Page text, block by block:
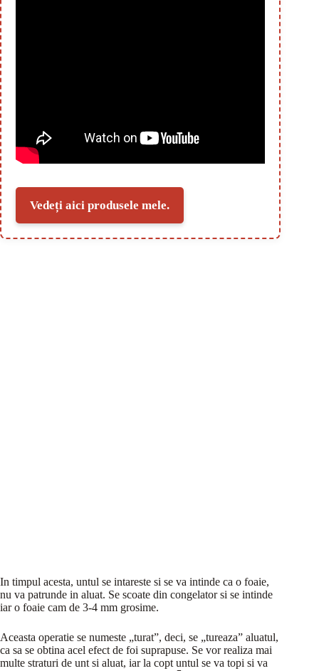
Vedeți aici produsele mele.
In timpul acesta, untul se intareste si se va intinde ca o foaie,
nu va patrunde in aluat. Se scoate din congelator si se intinde
iar o foaie cam de 3-4 mm grosime.
Aceasta operatie se numeste „turat”, deci, se „tureaza” aluatul,
ca sa se obtina acel efect de foi suprapuse. Se vor realiza mai
multe straturi de unt si aluat, iar la copt untul se va topi si va